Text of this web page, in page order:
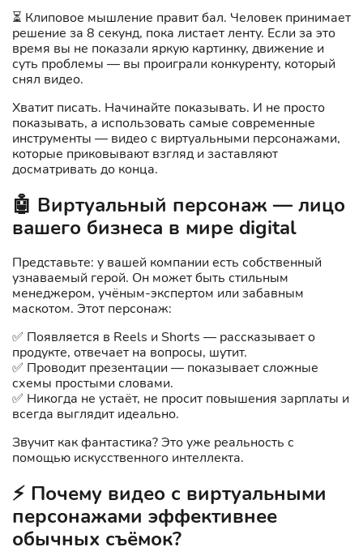
⏳ Клиповое мышление правит бал. Человек принимает
решение за 8 секунд, пока листает ленту. Если за это
время вы не показали яркую картинку, движение и
суть проблемы — вы проиграли конкуренту, который
снял видео.
Хватит писать. Начинайте показывать. И не просто
показывать, а использовать самые современные
инструменты — видео с виртуальными персонажами,
которые приковывают взгляд и заставляют
досматривать до конца.
🤖 Виртуальный персонаж — лицо
вашего бизнеса в мире digital
Представьте: у вашей компании есть собственный
узнаваемый герой. Он может быть стильным
менеджером, учёным-экспертом или забавным
маскотом. Этот персонаж:
✅ Появляется в Reels и Shorts — рассказывает о
продукте, отвечает на вопросы, шутит.
✅ Проводит презентации — показывает сложные
схемы простыми словами.
✅ Никогда не устаёт, не просит повышения зарплаты и
всегда выглядит идеально.
Звучит как фантастика? Это уже реальность с
помощью искусственного интеллекта.
⚡ Почему видео с виртуальными
персонажами эффективнее
обычных съёмок?